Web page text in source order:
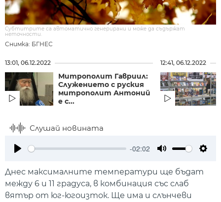
Снимка: БГНЕС
Субтитрите са автоматично генерирани и може да съдържат
неточности.
13:01, 06.12.2022
Митрополит Гавриил:
Служението с руския
митрополит Антоний
е с...
12:41, 06.12.2022
Слушай новината
-02:02
Днес максималните температури ще бъдат
между 6 и 11 градуса, в комбинация със слаб
вятър от юг-югоизток. Ще има и слънчеви